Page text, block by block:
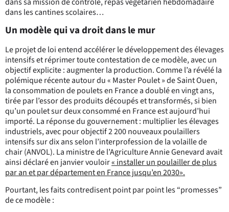
dans les cantines scolaires…
Un modèle qui va droit dans le mur
Le projet de loi entend accélérer le développement des élevages
intensifs et réprimer toute contestation de ce modèle, avec un
objectif explicite : augmenter la production. Comme l’a révélé la
polémique récente autour du « Master Poulet » de Saint Ouen,
la consommation de poulets en France a doublé en vingt ans,
tirée par l’essor des produits découpés et transformés, si bien
qu’un poulet sur deux consommé en France est aujourd’hui
importé. La réponse du gouvernement : multiplier les élevages
industriels, avec pour objectif 2 200 nouveaux poulaillers
intensifs sur dix ans selon l’interprofession de la volaille de
chair (ANVOL). La ministre de l’Agriculture Annie Genevard avait
ainsi déclaré en janvier vouloir« installer un poulailler de plus
par an et par département en France jusqu’en 2030».
Pourtant, les faits contredisent point par point les “promesses”
de ce modèle :